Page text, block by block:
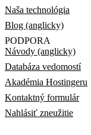
Naša technológia
Blog (anglicky)
PODPORA
Návody (anglicky)
Databáza vedomostí
Akadémia Hostingeru
Kontaktný formulár
Nahlásiť zneužitie